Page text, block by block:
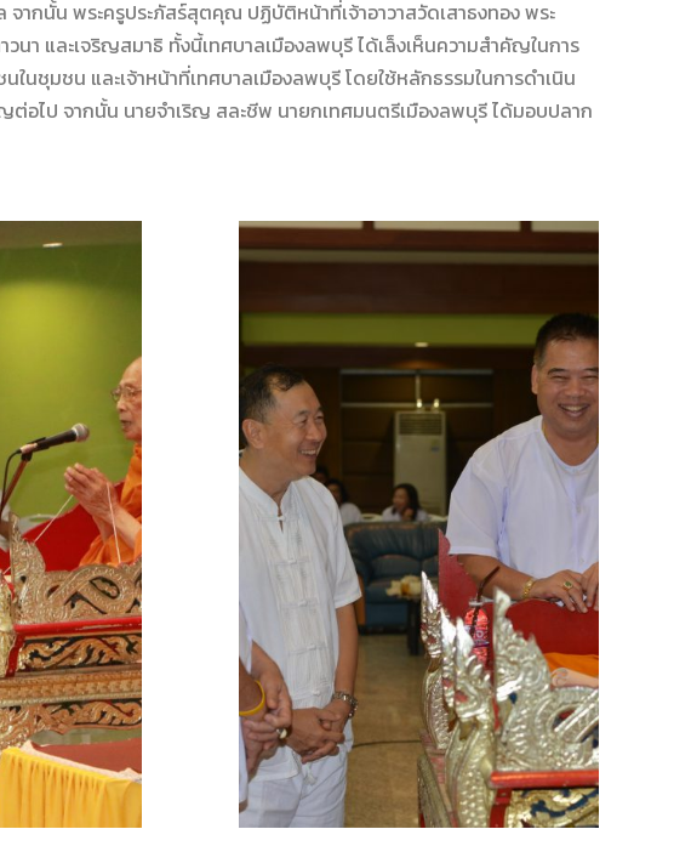
ากนั้น พระครูประภัสร์สุตคุณ ปฏิบัติหน้าที่เจ้าอาวาสวัดเสาธงทอง พระ
และเจริญสมาธิ ทั้งนี้เทศบาลเมืองลพบุรี ได้เล็งเห็นความสำคัญในการ
นชุมชน และเจ้าหน้าที่เทศบาลเมืองลพบุรี โดยใช้หลักธรรมในการดำเนิน
อไป จากนั้น นายจำเริญ สละชีพ นายกเทศมนตรีเมืองลพบุรี ได้มอบปลาก